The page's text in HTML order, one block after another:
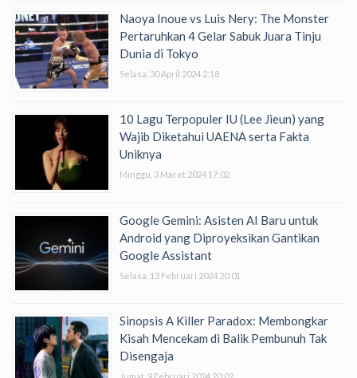
Naoya Inoue vs Luis Nery: The Monster
Pertaruhkan 4 Gelar Sabuk Juara Tinju
Dunia di Tokyo
Selasa, 30 April 2024 2:18
10 Lagu Terpopuler IU (Lee Jieun) yang
Wajib Diketahui UAENA serta Fakta
Uniknya
Minggu, 3 Maret 2024 17:02
Google Gemini: Asisten AI Baru untuk
Android yang Diproyeksikan Gantikan
Google Assistant
Selasa, 13 Februari 2024 20:01
Sinopsis A Killer Paradox: Membongkar
Kisah Mencekam di Balik Pembunuh Tak
Disengaja